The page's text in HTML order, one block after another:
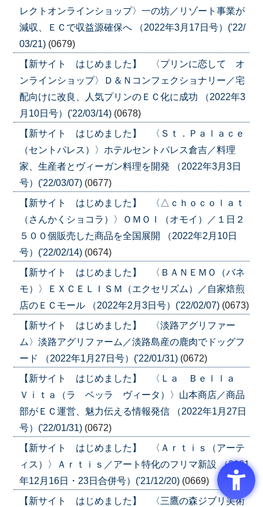
レクトオンラインショップ〉一の坊／リゾート事業が
減収、ＥＣで収益源確保へ （2022年3月17日号）('22/
03/21) (0679)
【新サイト はじめました】 〈プリンに恋して オ
ンラインショップ〉Ｄ＆Ｎコンフェクショナリー／宅
配向けに改良、人気プリンのＥＣ化に成功 （2022年3
月10日号）('22/03/14) (0678)
【新サイト はじめました】 〈Ｓｔ．Ｐａｌａｃｅ
（セントパレス）〉ホテルセントパレス倉吉／料理
家、生産者とヴィーガン料理を開発 （2022年3月3日
号）('22/03/07) (0677)
【新サイト はじめました】 〈△ｃｈｏｃｏｌａｔ
（さんかくショコラ）〉ＯＭＯＩ（オモイ）／１日２
５００個販売した商品を全国展開 （2022年2月10日
号）('22/02/14) (0674)
【新サイト はじめました】 〈ＢＡＮＥＭＯ（バネ
モ）〉ＥＸＣＥＬＩＳＭ（エクセリズム）／自家焙煎
店のＥＣモール （2022年2月3日号）('22/02/07) (0673)
【新サイト はじめました】 〈淡路アグリファー
ム〉淡路アグリファーム／淡路島産の鹿肉でドッグフ
ード （2022年1月27日号）('22/01/31) (0672)
【新サイト はじめました】 〈Ｌａ Ｂｅｌｌａ
Ｖｉｔａ（ラ ベッラ ヴィータ）〉山本商店／商品
部がＥＣ運営、魅力伝える情報発信 （2022年1月27日
号）('22/01/31) (0672)
【新サイト はじめました】 〈Ａｒｔｉｓ（アーテ
ィス）〉Ａｒｔｉｓ／アート特化のフリマ新設 （2021
年12月16日・23日合併号）('21/12/20) (0669)
【新サイト はじめました】 〈三鷹の森ジブリ美術